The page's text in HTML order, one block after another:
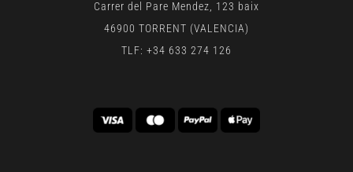
Carrer del Pare Mendez, 123 baix
46900 TORRENT (VALENCIA)
TLF: +34 633 274 126